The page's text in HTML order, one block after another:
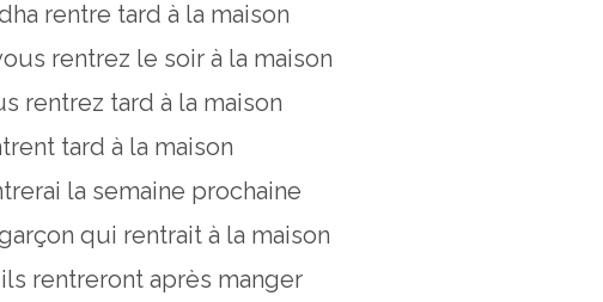
rentre tard à la maison
rentrez le soir à la maison
rentrez tard à la maison
tard à la maison
la semaine prochaine
qui rentrait à la maison
ils rentreront après manger